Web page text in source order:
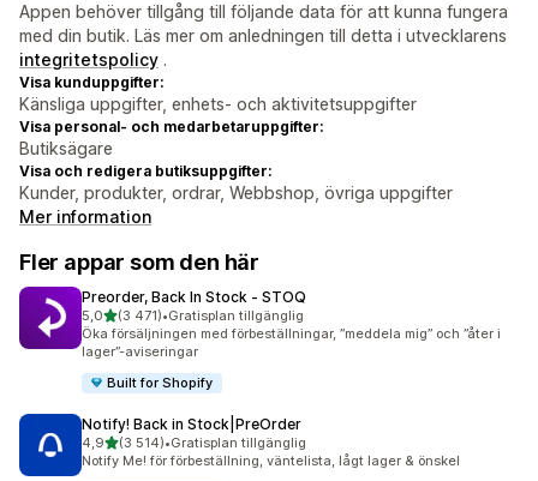
Appen behöver tillgång till följande data för att kunna fungera
med din butik. Läs mer om anledningen till detta i utvecklarens
integritetspolicy .
Visa kunduppgifter:
Känsliga uppgifter, enhets- och aktivitetsuppgifter
Visa personal- och medarbetaruppgifter:
Butiksägare
Visa och redigera butiksuppgifter:
Kunder, produkter, ordrar, Webbshop, övriga uppgifter
Mer information
Fler appar som den här
Preorder, Back In Stock ‑ STOQ
5,0av 5 stjärnor
(3 471)
3471 recensioner totalt
•Gratisplan tillgänglig
Öka försäljningen med förbeställningar, ”meddela mig” och ”åter i
lager”-aviseringar
Built for Shopify
Notify! Back in Stock|PreOrder
4,9av 5 stjärnor
(3 514)
3514 recensioner totalt
•Gratisplan tillgänglig
Notify Me! för förbeställning, väntelista, lågt lager & önskel